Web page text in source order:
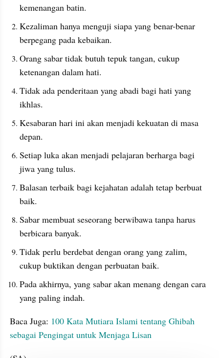
kemenangan batin.
Kezaliman hanya menguji siapa yang benar-benar
berpegang pada kebaikan.
Orang sabar tidak butuh tepuk tangan, cukup
ketenangan dalam hati.
Tidak ada penderitaan yang abadi bagi hati yang
ikhlas.
Kesabaran hari ini akan menjadi kekuatan di masa
depan.
Setiap luka akan menjadi pelajaran berharga bagi
jiwa yang tulus.
Balasan terbaik bagi kejahatan adalah tetap berbuat
baik.
Sabar membuat seseorang berwibawa tanpa harus
berbicara banyak.
Tidak perlu berdebat dengan orang yang zalim,
cukup buktikan dengan perbuatan baik.
Pada akhirnya, yang sabar akan menang dengan cara
yang paling indah.
Baca Juga: 100 Kata Mutiara Islami tentang Ghibah
sebagai Pengingat untuk Menjaga Lisan